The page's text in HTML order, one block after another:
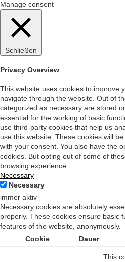
Manage consent
Schließen
Privacy Overview
This website uses cookies to improve
navigate through the website. Out of
categorized as necessary are stored
essential for the working of basic
use third-party cookies that help us
use this website. These cookies will
with your consent. You also have the
cookies. But opting out of some of
browsing experience.
Necessary
Necessary
immer aktiv
Necessary cookies are absolutely
properly. These cookies ensure basic
features of the website, anonymously.
Cookie
Dauer
This